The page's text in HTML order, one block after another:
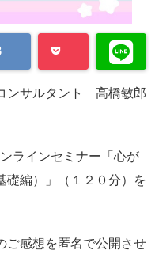
ンサルタント 高橋敏郎
ラインセミナー「心が
礎編）」（１２０分）を
ご感想を匿名で公開させ